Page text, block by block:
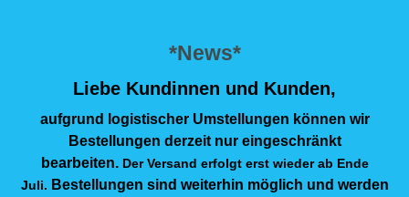
*News*
Liebe Kundinnen und Kunden,
aufgrund logistischer Umstellungen können wir
Bestellungen derzeit nur eingeschränkt
bearbeiten. Der Versand erfolgt erst wieder ab Ende
Juli. Bestellungen sind weiterhin möglich und werden